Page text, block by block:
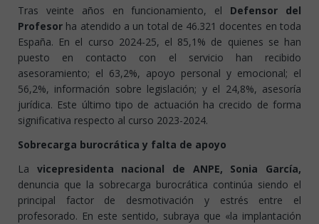
Tras veinte años en funcionamiento, el Defensor del
Profesor ha atendido a un total de 46.321 docentes en toda
España. En el curso 2024-25, el 85,1% de quienes se han
puesto en contacto con el servicio han recibido
asesoramiento; el 63,2%, apoyo personal y emocional; el
56,2%, información sobre legislación; y el 24,8%, asesoría
jurídica. Este último tipo de actuación ha crecido de forma
significativa respecto al curso 2023-2024.
Sobrecarga burocrática y falta de apoyo
La vicepresidenta nacional de ANPE, Sonia García,
denuncia que la sobrecarga burocrática continúa siendo el
principal factor de desmotivación y estrés entre el
profesorado. En este sentido, subraya que «la implantación